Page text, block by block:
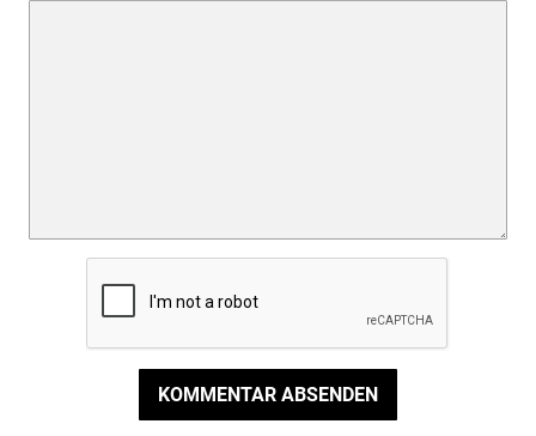
KOMMENTAR ABSENDEN